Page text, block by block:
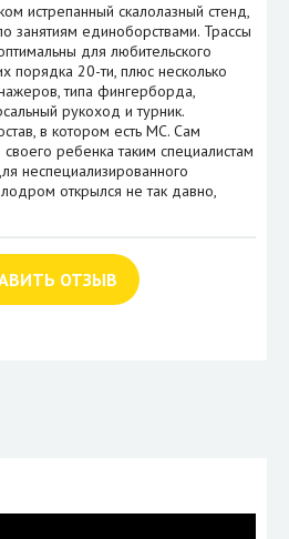
истрепанный скалолазный стенд,
занятиям единоборствами. Трассы
для любительского
порядка 20-ти, плюс несколько
типа фингерборда,
рукоход и турник.
в котором есть МС. Сам
ребенка таким специалистам
неспециализированного
открылся не так давно,
ОТЗЫВ